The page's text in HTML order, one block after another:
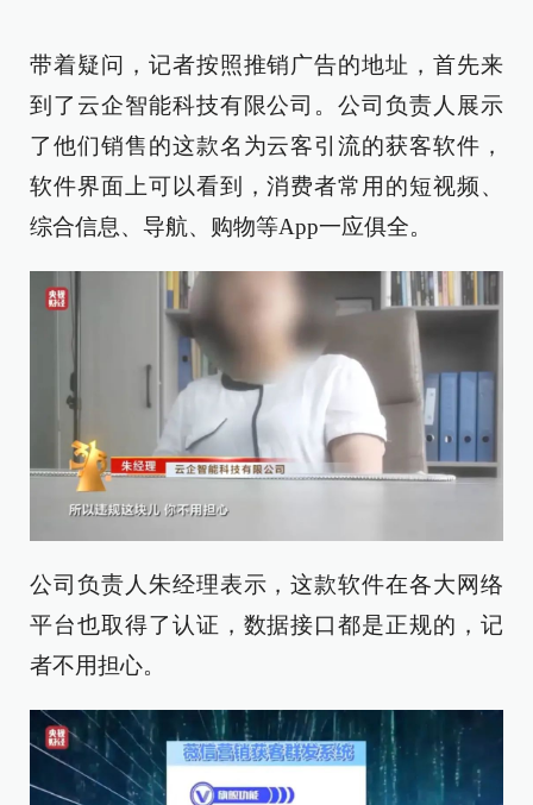
带着疑问，记者按照推销广告的地址，首先来
到了云企智能科技有限公司。公司负责人展示
了他们销售的这款名为云客引流的获客软件，
软件界面上可以看到，消费者常用的短视频、
综合信息、导航、购物等App一应俱全。
公司负责人朱经理表示，这款软件在各大网络
平台也取得了认证，数据接口都是正规的，记
者不用担心。